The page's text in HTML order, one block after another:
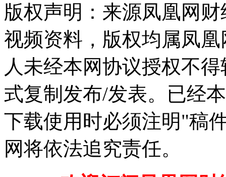
版权声明：来源凤凰网
视频资料，版权均属凤
人未经本网协议授权不
式复制发布/发表。已经
下载使用时必须注明"稿
网将依法追究责任。